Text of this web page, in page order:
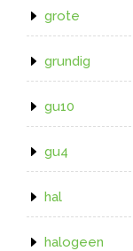
grote
grundig
gu10
gu4
hal
halogeen